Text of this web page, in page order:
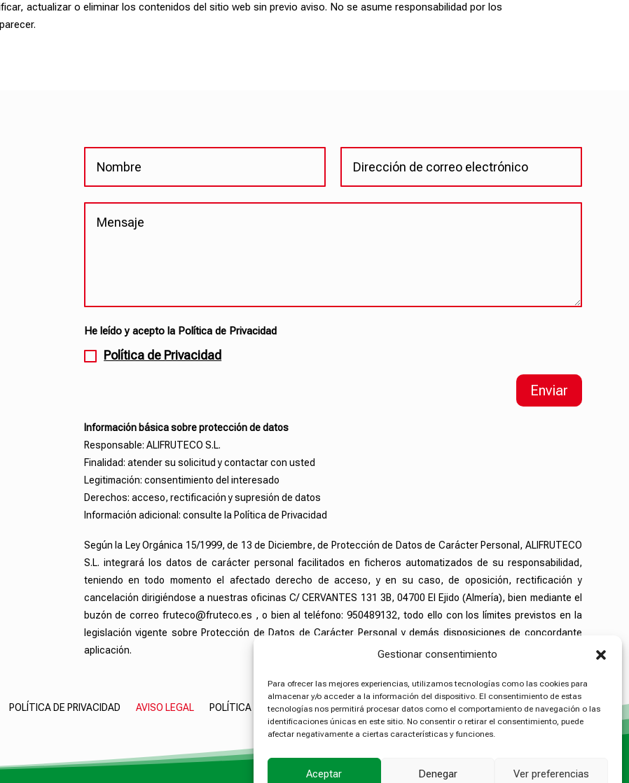
Gestionar consentimiento
Para ofrecer las mejores experiencias, utilizamos tecnologías como las cookies para
almacenar y/o acceder a la información del dispositivo. El consentimiento de estas
tecnologías nos permitirá procesar datos como el comportamiento de navegación o las
identificaciones únicas en este sitio. No consentir o retirar el consentimiento, puede
afectar negativamente a ciertas características y funciones.
Aceptar Denegar Ver preferencias
actualizar o eliminar los contenidos del sitio web sin previo aviso. No se asume responsabilidad por los
He leído y acepto la Política de Privacidad
Política de Privacidad
Enviar
Información básica sobre protección de datos
Responsable: ALIFRUTECO S.L.
Finalidad: atender su solicitud y contactar con usted
Legitimación: consentimiento del interesado
Derechos: acceso, rectificación y supresión de datos
Información adicional: consulte la Política de Privacidad
Según la Ley Orgánica 15/1999, de 13 de Diciembre, de Protección de Datos de Carácter Personal, ALIFRUTECO
S.L. integrará los datos de carácter personal facilitados en ficheros automatizados de su responsabilidad,
teniendo en todo momento el afectado derecho de acceso, y en su caso, de oposición, rectificación y
cancelación dirigiéndose a nuestras oficinas C/ CERVANTES 131 3B, 04700 El Ejido (Almería), bien mediante el
buzón de correo fruteco@fruteco.es , o bien al teléfono: 950489132, todo ello con los límites previstos en la
legislación vigente sobre Protección de Datos de Carácter Personal y demás disposiciones de concordante
aplicación.
POLÍTICA DE PRIVACIDAD AVISO LEGAL POLÍTICA DE COOKIES